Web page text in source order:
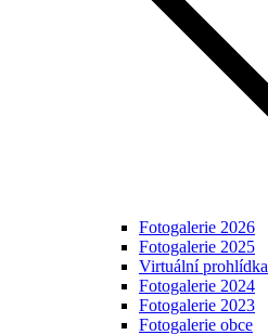
Fotogalerie 2026
Fotogalerie 2025
Virtuální prohlídka
Fotogalerie 2024
Fotogalerie 2023
Fotogalerie obce